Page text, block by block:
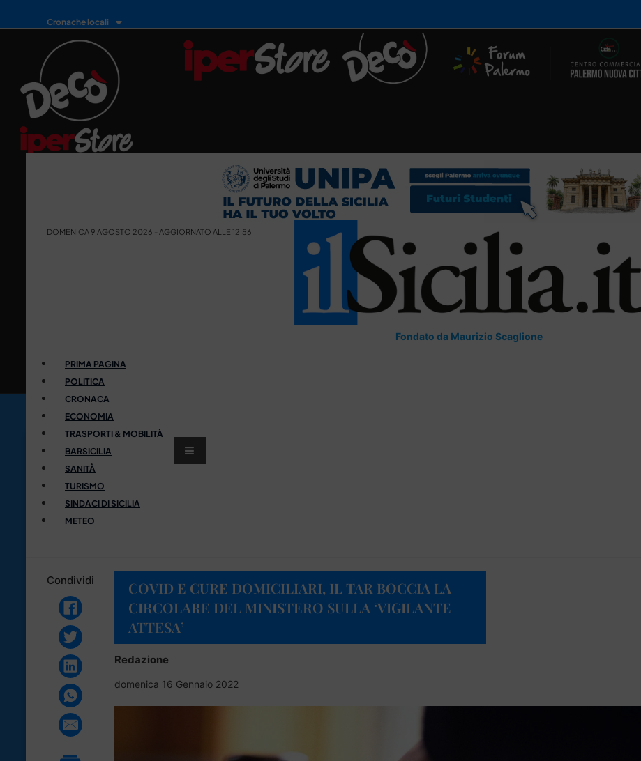
Cronache locali
DOMENICA 9 AGOSTO 2026 - AGGIORNATO ALLE 12:56
Fondato da Maurizio Scaglione
PRIMA PAGINA
POLITICA
CRONACA
ECONOMIA
TRASPORTI & MOBILITÀ
BARSICILIA
SANITÀ
TURISMO
SINDACI DI SICILIA
METEO
Condividi
COVID E CURE DOMICILIARI, IL TAR BOCCIA LA
CIRCOLARE DEL MINISTERO SULLA ‘VIGILANTE
ATTESA’
Redazione
domenica 16 Gennaio 2022